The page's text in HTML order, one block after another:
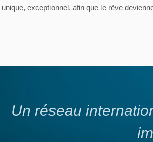
unique, exceptionnel, afin que le rêve
Un réseau